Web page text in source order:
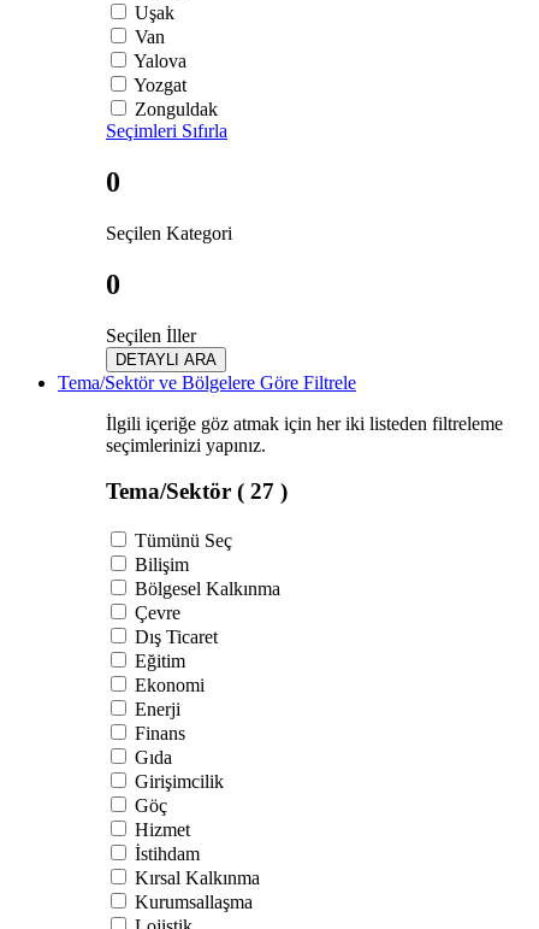
Uşak
Van
Yalova
Yozgat
Zonguldak
Seçimleri Sıfırla
0
Seçilen Kategori
0
Seçilen İller
DETAYLI ARA
Tema/Sektör ve Bölgelere Göre Filtrele
İlgili içeriğe göz atmak için her iki listeden filtreleme
seçimlerinizi yapınız.
Tema/Sektör ( 27 )
Tümünü Seç
Bilişim
Bölgesel Kalkınma
Çevre
Dış Ticaret
Eğitim
Ekonomi
Enerji
Finans
Gıda
Girişimcilik
Göç
Hizmet
İstihdam
Kırsal Kalkınma
Kurumsallaşma